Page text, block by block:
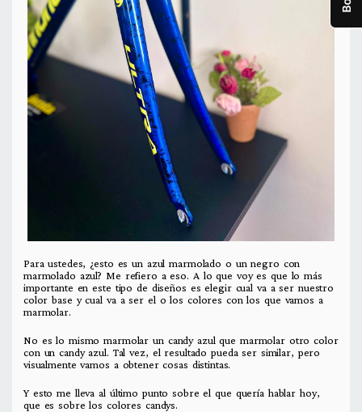
Para ustedes, ¿esto es un azul marmolado o un negro con
marmolado azul? Me refiero a eso. A lo que voy es que lo más
importante en este tipo de diseños es elegir cual va a ser nuestro
color base y cual va a ser el o los colores con los que vamos a
marmolar.
No es lo mismo marmolar un candy azul que marmolar otro color
con un candy azul. Tal vez, el resultado pueda ser similar, pero
visualmente vamos a obtener cosas distintas.
Y esto me lleva al último punto sobre el que quería hablar hoy,
que es sobre los colores candys.